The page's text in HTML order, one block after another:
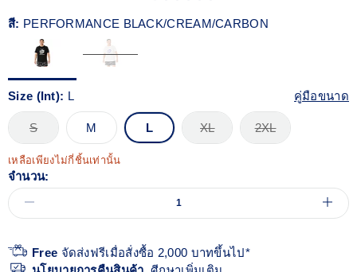
สี: PERFORMANCE BLACK/CREAM/CARBON
Size (Int): L คู่มือขนาด
S M L XL 2XL
เหลือเพียงไม่กี่ชิ้นเท่านั้น
จำนวน:
Free จัดส่งฟรีเมื่อสั่งซื้อ 2,000 บาทขึ้นไป*